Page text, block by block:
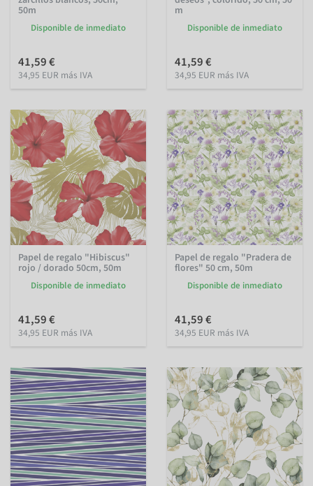
50m
Disponible de inmediato
41,59 €
34,95 EUR más IVA
m
Disponible de inmediato
41,59 €
34,95 EUR más IVA
Papel de regalo "Hibiscus"
rojo / dorado 50cm, 50m
Disponible de inmediato
41,59 €
34,95 EUR más IVA
Papel de regalo "Pradera de
flores" 50 cm, 50m
Disponible de inmediato
41,59 €
34,95 EUR más IVA